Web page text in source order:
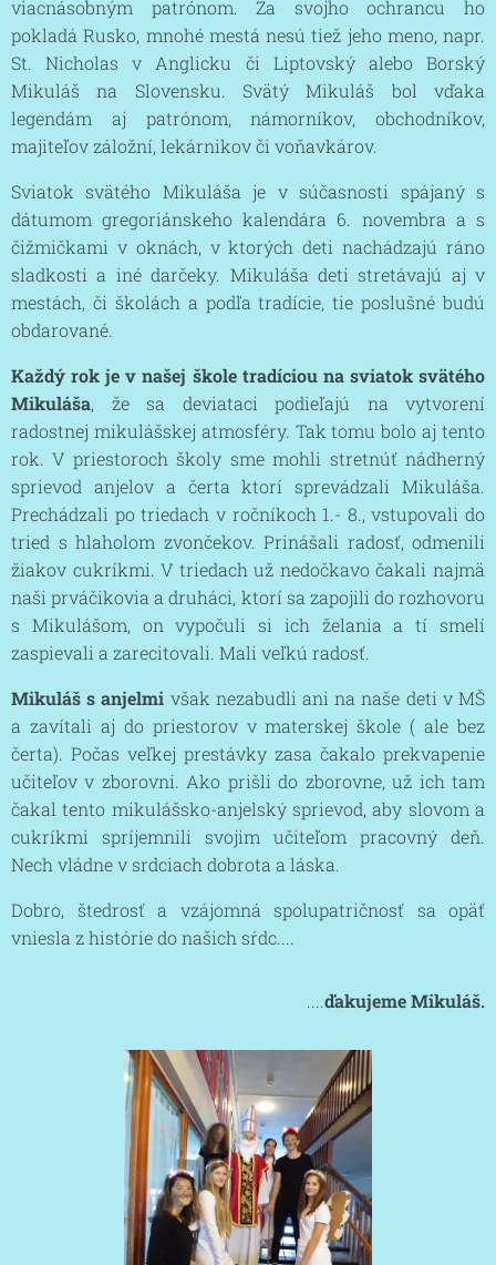
viacnásobným patrónom. Za svojho ochrancu ho
pokladá Rusko, mnohé mestá nesú tiež jeho meno, napr.
St. Nicholas v Anglicku či Liptovský alebo Borský
Mikuláš na Slovensku. Svätý Mikuláš bol vďaka
legendám aj patrónom, námorníkov, obchodníkov,
majiteľov záložní, lekárnikov či voňavkárov.
Sviatok svätého Mikuláša je v súčasnosti spájaný s
dátumom gregoriánskeho kalendára 6. novembra a s
čižmičkami v oknách, v ktorých deti nachádzajú ráno
sladkosti a iné darčeky. Mikuláša deti stretávajú aj v
mestách, či školách a podľa tradície, tie poslušné budú
obdarované.
Každý rok je v našej škole tradíciou na sviatok svätého
Mikuláša, že sa deviataci podieľajú na vytvorení
radostnej mikulášskej atmosféry. Tak tomu bolo aj tento
rok. V priestoroch školy sme mohli stretnúť nádherný
sprievod anjelov a čerta ktorí sprevádzali Mikuláša.
Prechádzali po triedach v ročníkoch 1.- 8., vstupovali do
tried s hlaholom zvončekov. Prinášali radosť, odmenili
žiakov cukríkmi. V triedach už nedočkavo čakali najmä
naši prváčikovia a druháci, ktorí sa zapojili do rozhovoru
s Mikulášom, on vypočuli si ich želania a tí smelí
zaspievali a zarecitovali. Mali veľkú radosť.
Mikuláš s anjelmi však nezabudli ani na naše deti v MŠ
a zavítali aj do priestorov v materskej škole ( ale bez
čerta). Počas veľkej prestávky zasa čakalo prekvapenie
učiteľov v zborovni. Ako prišli do zborovne, už ich tam
čakal tento mikulášsko-anjelský sprievod, aby slovom a
cukríkmi spríjemnili svojim učiteľom pracovný deň.
Nech vládne v srdciach dobrota a láska.
Dobro, štedrosť a vzájomná spolupatričnosť sa opäť
vniesla z histórie do našich sŕdc....
....ďakujeme Mikuláš.